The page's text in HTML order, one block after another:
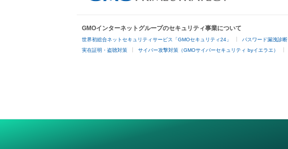
GMOインターネットグループのセキュリティ事業について
世界初総合ネットセキュリティサービス「GMOセキュリティ24」 パスワード漏洩診断
実在証明・盗聴対策 サイバー攻撃対策（GMOサイバーセキュリティ byイエラエ）